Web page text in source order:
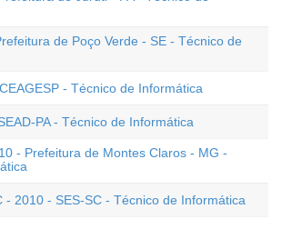
de Poço Verde - SE - Técnico de
- Técnico de Informática
PA - Técnico de Informática
- Prefeitura de Montes Claros - MG -
- 2010 - SES-SC - Técnico de Informática